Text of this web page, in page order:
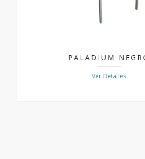
PALADIUM
Ver Detalles